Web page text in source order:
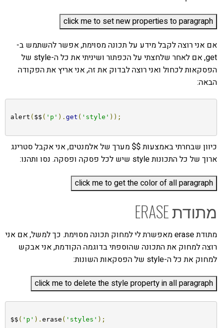
אם אני רוצה לקבל מידע על תכונה מסוימת, אפשר להשתמש ב-
get, אם לאחר שלחצתי על הכפתור ושיניתי את כל ה-style של
הפסקאות לכחול ואני רוצה לבדוק את זה, אני אריץ את הפקודה
הבאה:
alert ( $$ ( 'p' ). get ( 'style' ));
כיוון שבחרתי באמצעות $$ מערך של אלמנטים, אני אקבל סטרינג
ארוך של כל התכונות style שיש לכל פסקה ופסקה. נסו ותהנו:
מתודת ERASE
מתודת erase מאפשרת לי למחוק תכונה מסוימת. כך למשל, אם אני
רוצה למחוק את התכונה שהוספתי בדוגמה הקודמת, אני אבקש
למחוק את כל ה-style של הפסקאות השונות:
$$ ( 'p' ). erase ( 'styles' );